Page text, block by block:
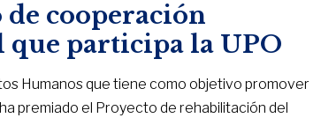
cooperación
participa la UPO
Humanos que tiene como objetivo promover
premiado el Proyecto de rehabilitación del